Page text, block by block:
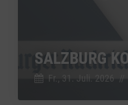
SALZBURG
Fr., 31. Juli. 2026 //